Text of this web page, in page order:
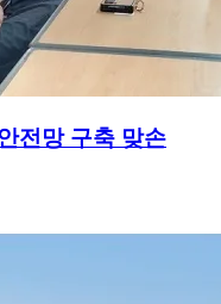
전망 구축 맞손